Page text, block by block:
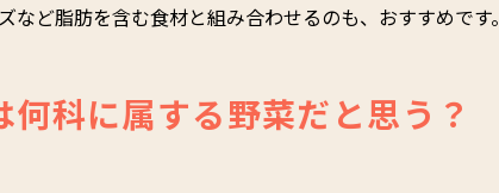
など脂肪を含む食材と組み合わせるのも、おすすめです。
科に属する野菜だと思う？